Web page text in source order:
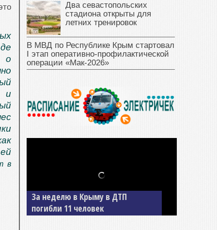
о
и
в
Два севастопольских
стадиона открыты для
летних тренировок
В МВД по Республике Крым стартовал
I этап оперативно‑профилактической
операции «Мак‑2026»
За неделю в Крыму в ДТП
погибли 11 человек